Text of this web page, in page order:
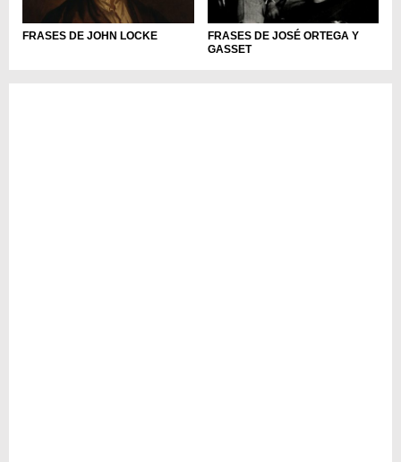
FRASES DE JOHN LOCKE
FRASES DE JOSÉ ORTEGA Y
GASSET